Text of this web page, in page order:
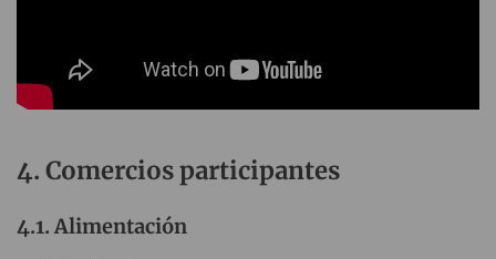
Comercios participantes
Alimentación